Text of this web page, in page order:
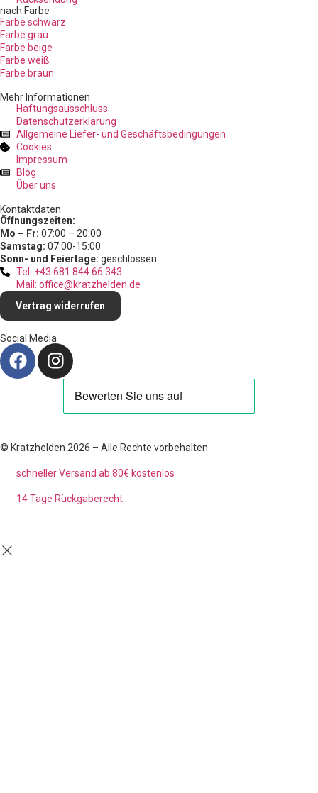
nach Farbe
Farbe schwarz
Farbe grau
Farbe beige
Farbe weiß
Farbe braun
Mehr Informationen
Haftungsausschluss
Datenschutzerklärung
Allgemeine Liefer- und Geschäftsbedingungen
Cookies
Impressum
Blog
Über uns
Kontaktdaten
Öffnungszeiten:
Mo – Fr: 07:00 – 20:00
Samstag: 07:00-15:00
Sonn- und Feiertage: geschlossen
Tel. +43 681 844 66 343
Mail: office@kratzhelden.de
Vertrag widerrufen
Social Media
© Kratzhelden 2026 – Alle Rechte vorbehalten
schneller Versand ab 80€ kostenlos
14 Tage Rückgaberecht